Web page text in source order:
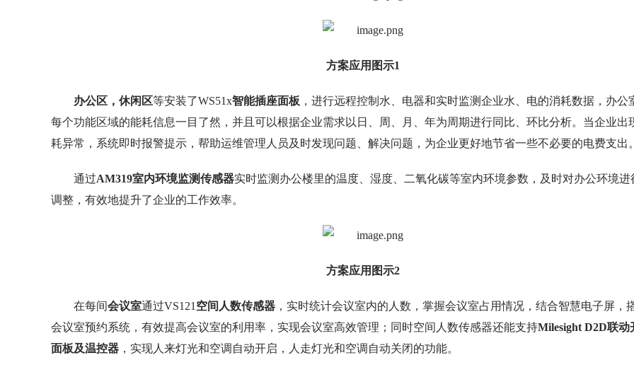
方案应用图示1
办公区，休闲区等安装了WS51x智能插座面板 ，进行远程控制水、电器和实时监测企业水、电的消耗数据，办公
每个功能区域的能耗信息一目了然，并且可以根据企业需求以日、周、月、年为周期进行同比、环比分析。当企业出
耗异常，系统即时报警提示，帮助运维管理人员及时发现问题、解决问题，为企业更好地节省一些不必要的电费支出。
通过AM319室内环境监测传感器实时监测办公楼里的温度、湿度、二氧化碳等室内环境参数，及时对办公环境进
调整，有效地提升了企业的工作效率。
方案应用图示2
在每间会议室通过VS121 空间人数传感器 ，实时统计会议室内的人数，掌握会议室占用情况，结合智慧电子屏，
会议室预约系统，有效提高会议室的利用率，实现会议室高效管理；同时空间人数传感器还能支持Milesight D2D联动
面板及温控器 ，实现人来灯光和空调自动开启，人走灯光和空调自动关闭的功能。